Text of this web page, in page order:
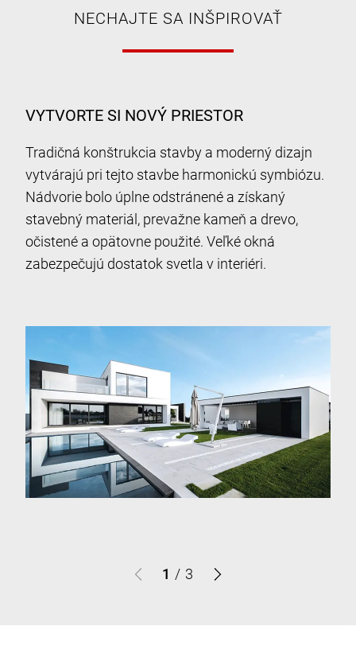
NECHAJTE SA INŠPIROVAŤ
VYTVORTE SI NOVÝ PRIESTOR
Tradičná konštrukcia stavby a moderný dizajn
vytvárajú pri tejto stavbe harmonickú symbiózu.
Nádvorie bolo úplne odstránené a získaný
stavebný materiál, prevažne kameň a drevo,
očistené a opätovne použité. Veľké okná
zabezpečujú dostatok svetla v interiéri.
1 / 3